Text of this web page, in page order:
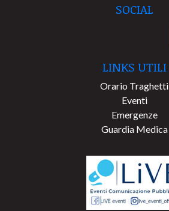
SOCIAL
LINKS UTILI
Orario Traghetti
Eventi
Emergenze
Guardia Medica